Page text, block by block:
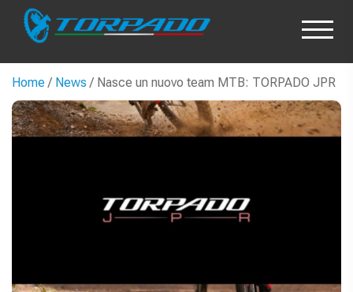
Home/ News / Nasce un nuovo team MTB: TORPADO JPR